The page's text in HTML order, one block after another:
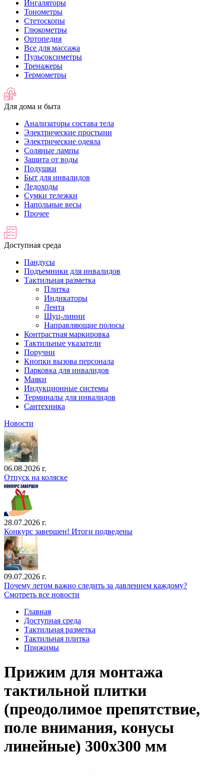
Ингаляторы
Тонометры
Стетоскопы
Глюкометры
Ортопедия
Все для массажа
Пульсоксиметры
Тренажеры
Термометры
Для дома и быта
Анализаторы состава тела
Электрические простыни
Электрические одеяла
Соляные лампы
Защита от воды
Подушки
Быт для инвалидов
Ледоходы
Сумки тележки
Напольные весы
Прочее
Доступная среда
Пандусы
Подъемники для инвалидов
Тактильная разметка
Плитка
Индикаторы
Лента
Шуц-линии
Направляющие полосы
Контрастная маркировка
Тактильные указатели
Поручни
Кнопки вызова персонала
Парковка для инвалидов
Маяки
Индукционные системы
Терминалы для инвалидов
Сантехника
Новости
06.08.2026 г.
Отпуск на коляске
28.07.2026 г.
Конкурс завершен! Итоги подведены
09.07.2026 г.
Почему летом важно следить за давлением каждому?
Смотреть все новости
Главная
Доступная среда
Тактильная разметка
Тактильная плитка
Прижимы
Прижим для монтажа
тактильной плитки
(преодолимое препятствие,
поле внимания, конусы
линейные) 300х300 мм